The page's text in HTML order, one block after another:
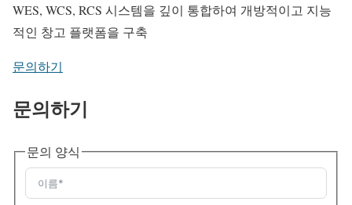
WES, WCS, RCS 시스템을 깊이 통합하여 개방적이고 지능
적인 창고 플랫폼을 구축
문의하기
문의하기
문의 양식